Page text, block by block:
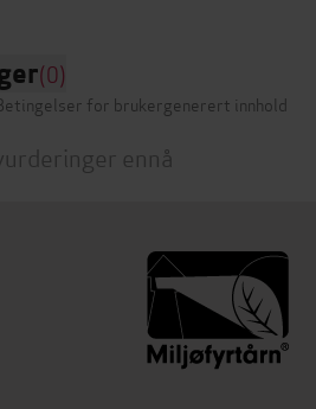
(0)
for brukergenerert innhold
ennå